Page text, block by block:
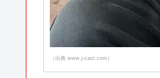
（出典 www.j-cast.com）